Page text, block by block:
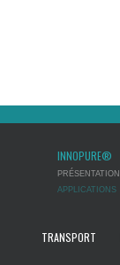
INNOPURE®
PRÉSENTATION
APPLICATIONS
TRANSPORT